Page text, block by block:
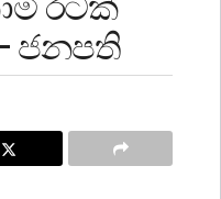
ජනපති